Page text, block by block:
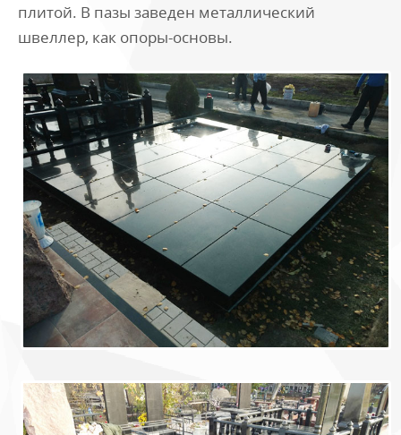
плитой. В пазы заведен металлический
швеллер, как опоры-основы.